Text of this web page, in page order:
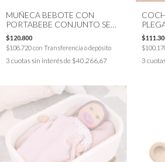
MUÑECA BEBOTE CON
PORTABEBE CONJUNTO SET
LULLABABY
$120.800
$108.720con Transferencia o depósito
3 cuotas sin interés de $40.266,67 3